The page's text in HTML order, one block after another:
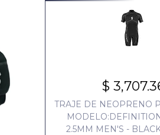
$
TRAJE DE NEOPRENO
2.5MM MEN'S -